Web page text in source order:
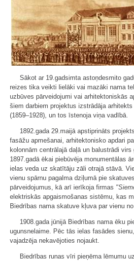
Sākot ar 19.gadsimta astoņdesmito
reizes tika veikti lielāki vai mazāki nama
uzbūves pārveidojumi vai arhitektoniskās
šiem darbiem projektus izstrādāja
(1859–1928), un tos īstenoja viņa vadībā.
1892.gada 29.maijā apstiprināts
fasāžu apmešanai, arhitektonisko apdari
kolonnām centrālajā daļā un balustrādi
1897.gadā ēkai piebūvēja monumentālas
ielas veda uz skatītāju zāli otrajā stāvā.
vienu spārnu pagalma dziļumā pie
pārveidojumus, kā arī ierīkoja firmas
elektriskās apgaismošanas sistēmu, kas
Biedrības nama skatuve kļuva par vienu
1908.gada jūnijā Biedrības nama ēku
ugunsnelaime. Pēc tās ielas fasādes
vajadzēja nekavējoties nojaukt.
Biedrības runas vīri pieņēma lēmumu